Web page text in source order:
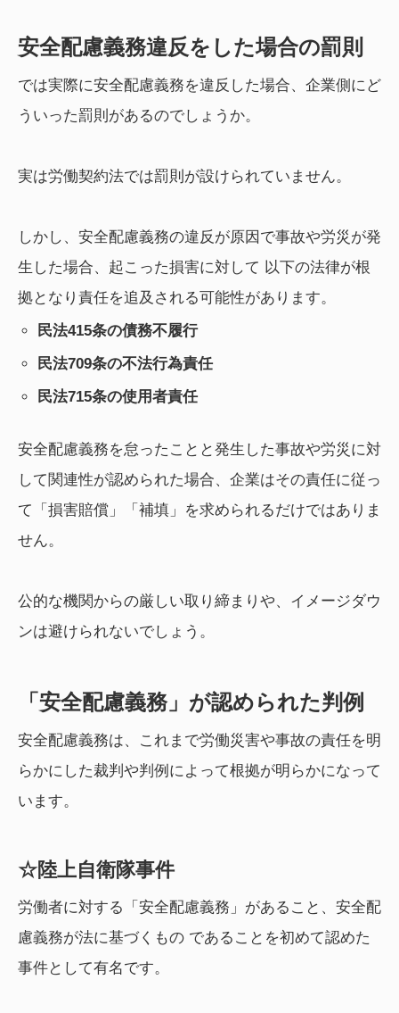
安全配慮義務違反をした場合の罰則
では実際に安全配慮義務を違反した場合、企業側にど
ういった罰則があるのでしょうか。
実は労働契約法では罰則が設けられていません。
しかし、安全配慮義務の違反が原因で事故や労災が発
生した場合、起こった損害に対して 以下の法律が根
拠となり責任を追及される可能性があります。
民法415条の債務不履行
民法709条の不法行為責任
民法715条の使用者責任
安全配慮義務を怠ったことと発生した事故や労災に対
して関連性が認められた場合、企業はその責任に従っ
て「損害賠償」「補填」を求められるだけではありま
せん。
公的な機関からの厳しい取り締まりや、イメージダウ
ンは避けられないでしょう。
「安全配慮義務」が認められた判例
安全配慮義務は、これまで労働災害や事故の責任を明
らかにした裁判や判例によって根拠が明らかになって
います。
☆陸上自衛隊事件
労働者に対する「安全配慮義務」があること、安全配
慮義務が法に基づくもの であることを初めて認めた
事件として有名です。